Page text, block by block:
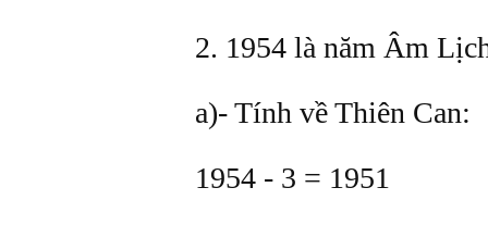
2. 1954 là năm Âm
a)- Tính về Thiên Can:
1954 - 3 = 1951